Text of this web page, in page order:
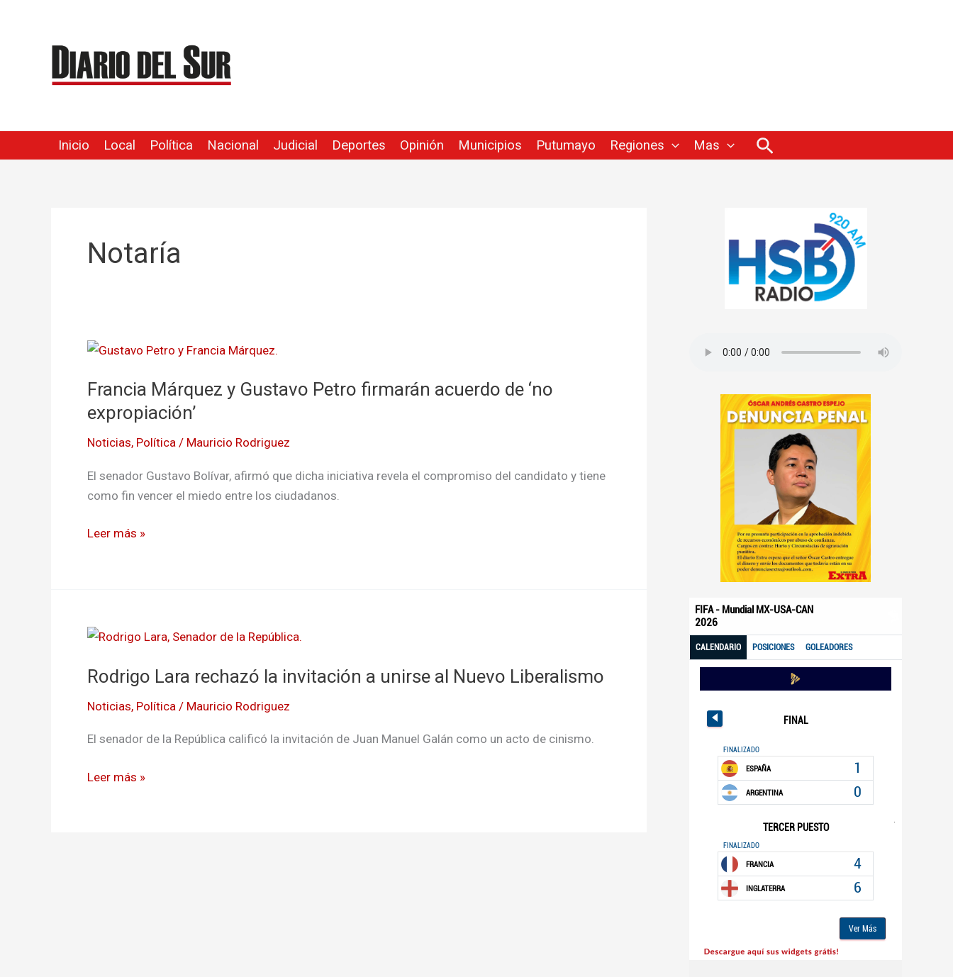
contenido
Inicio Local Política Nacional Judicial Deportes Opinión Municipios Putumayo Regiones Mas Buscar
Notaría
Francia Márquez y Gustavo Petro firmarán acuerdo de ‘no
expropiación’
Noticias, Política / Mauricio Rodriguez
El senador Gustavo Bolívar, afirmó que dicha iniciativa revela el compromiso del candidato y tiene
como fin vencer el miedo entre los ciudadanos.
Francia
y
Gustavo
firmarán
expropiación’
Leer más »
Rodrigo Lara rechazó la invitación a unirse al Nuevo Liberalismo
Noticias, Política / Mauricio Rodriguez
El senador de la República calificó la invitación de Juan Manuel Galán como un acto de cinismo.
Rodrigo
rechazó
invitación
a
al
Leer más »